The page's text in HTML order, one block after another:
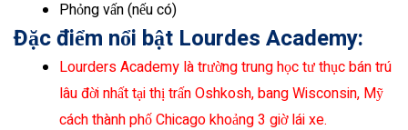
Phỏng vấn (nếu có)
Đặc điểm nổi bật Lourdes Academy:
Lourders Academy là trường trung học tư thục bán trú
lâu đời nhất tại thị trấn Oshkosh, bang Wisconsin, Mỹ
cách thành phố Chicago khoảng 3 giờ lái xe.